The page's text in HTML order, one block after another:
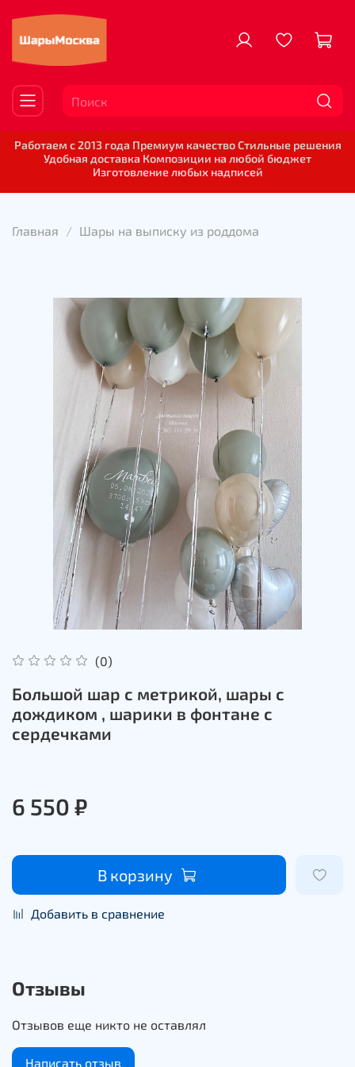
Работаем с 2013 года Премиум качество Стильные решения
Удобная доставка Композиции на любой бюджет
Изготовление любых надписей
Главная Шары на выписку из роддома
(0)
Большой шар с метрикой, шары с
дождиком , шарики в фонтане с
сердечками
6 550 ₽
В корзину
Добавить в сравнение
Отзывы
Отзывов еще никто не оставлял
Написать отзыв